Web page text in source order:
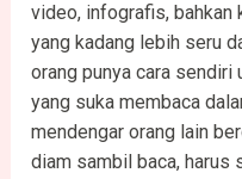
video, infografis,
yang kadang lebih seru
orang punya cara sendiri
yang suka membaca
mendengar orang lain
diam sambil baca, harus